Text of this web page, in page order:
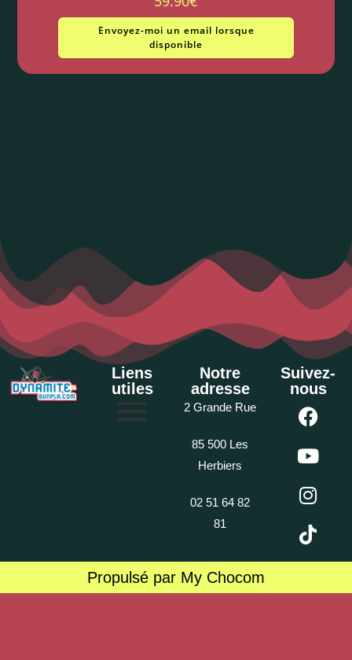
Envoyez-moi un email lorsque
disponible
Liens
utiles
Notre
adresse
2 Grande Rue
85 500 Les
Herbiers
02 51 64 82
81
Suivez-
nous
Propulsé par My Chocom